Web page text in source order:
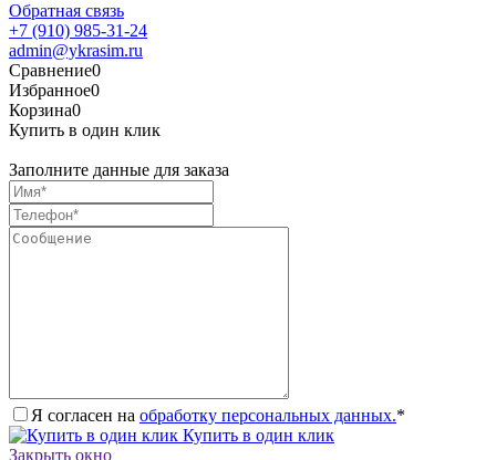
Обратная связь
+7 (910) 985-31-24
admin@ykrasim.ru
Сравнение0
Избранное0
Корзина0
Купить в один клик
Заполните данные для заказа
Я согласен на обработку персональных данных.*
Купить в один клик
Закрыть окно